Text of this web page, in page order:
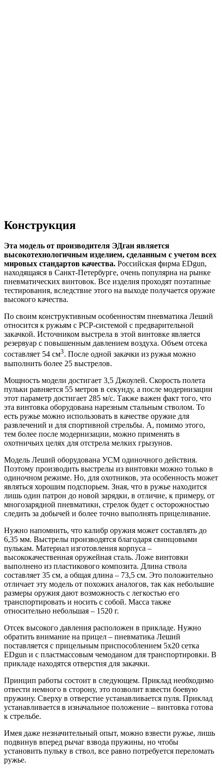
Конструкция
Эта модель от производителя ЭДган является
высокотехнологичным изделием, сделанным с учетом всех
мировых стандартов качества. Российская фирма EDgun,
находящаяся в Санкт-Петербурге, очень популярна на рынке
пневматических винтовок. Все изделия проходят поэтапные
тестирования, вследствие этого на выходе получается оружие
высокого качества.
По своим конструктивным особенностям пневматика Леший
относится к ружьям с PCP-системой с предварительной
закачкой. Источником выстрела в этой винтовке является
резервуар с повышенным давлением воздуха. Объем отсека
составляет 54 см3. После одной закачки из ружья можно
выполнить более 25 выстрелов.
Мощность модели достигает 3,5 Джоулей. Скорость полета
пульки равняется 55 метров в секунду, а после модернизации
этот параметр достигает 285 м/с. Также важен факт того, что
эта винтовка оборудована нарезным стальным стволом. То
есть ружье можно использовать в качестве оружие для
развлечений и для спортивной стрельбы. А, помимо этого,
тем более после модернизации, можно применять в
охотничьих целях для отстрела мелких грызунов.
Модель Леший оборудована УСМ одиночного действия.
Поэтому производить выстрелы из винтовки можно только в
одиночном режиме. Но, для охотников, эта особенность может
являться хорошим подспорьем. Зная, что в ружье находится
лишь один патрон до новой зарядки, в отличие, к примеру, от
многозарядной пневматики, стрелок будет с осторожностью
следить за добычей и более точно выполнять прицеливание.
Нужно напомнить, что калибр оружия может составлять до
6,35 мм. Выстрелы производятся благодаря свинцовыми
пулькам. Материал изготовления корпуса –
высококачественная оружейная сталь. Ложе винтовки
выполнено из пластикового композита. Длина ствола
составляет 35 см, а общая длина – 73,5 см. Это положительно
отличает эту модель от похожих аналогов, так как небольшие
размеры оружия дают возможность с легкостью его
транспортировать и носить с собой. Масса также
относительно небольшая – 1520 г.
Отсек высокого давления расположен в прикладе. Нужно
обратить внимание на прицел – пневматика Леший
поставляется с прицельным приспособлением 5х20 сетка
EDgun и с пластмассовым чемоданом для транспортировки. В
прикладе находятся отверстия для закачки.
Принцип работы состоит в следующем. Приклад необходимо
отвести немного в сторону, это позволит взвести боевую
пружину. Сверху в отверстие устанавливается пуля. Приклад
устанавливается в изначальное положение – винтовка готова
к стрельбе.
Имея даже незначительный опыт, можно взвести ружье, лишь
подвинув вперед рычаг взвода пружины, но чтобы
установить пульку в ствол, все равно потребуется переломать
ружье.